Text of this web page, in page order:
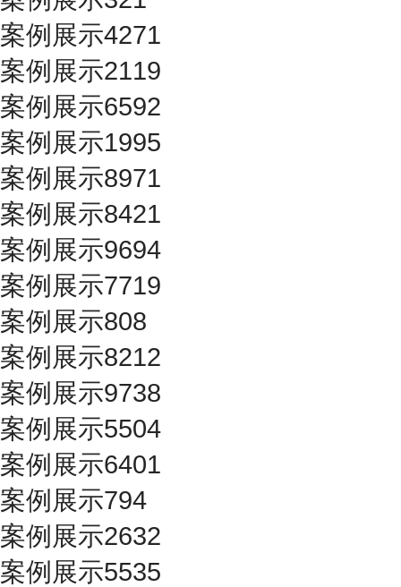
案例展示4271
案例展示2119
案例展示6592
案例展示1995
案例展示8971
案例展示8421
案例展示9694
案例展示7719
案例展示808
案例展示8212
案例展示9738
案例展示5504
案例展示6401
案例展示794
案例展示2632
案例展示5535